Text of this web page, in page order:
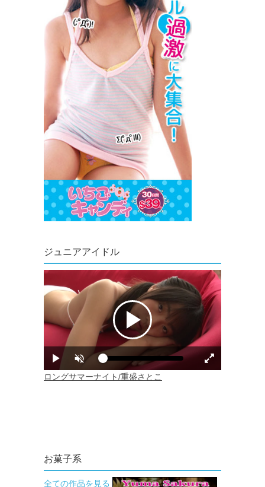
ジュニアアイドル
お菓子系
全ての作品を見る